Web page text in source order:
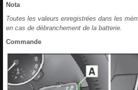
Nota
Toutes les valeurs enregistrées dans les
en cas de débranchement de la batterie.
Commande